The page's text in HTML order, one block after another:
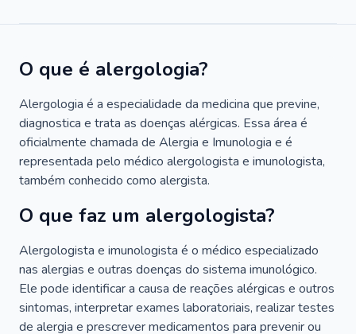
O que é alergologia?
Alergologia é a especialidade da medicina que previne,
diagnostica e trata as doenças alérgicas. Essa área é
oficialmente chamada de Alergia e Imunologia e é
representada pelo médico alergologista e imunologista,
também conhecido como alergista.
O que faz um alergologista?
Alergologista e imunologista é o médico especializado
nas alergias e outras doenças do sistema imunológico.
Ele pode identificar a causa de reações alérgicas e outros
sintomas, interpretar exames laboratoriais, realizar testes
de alergia e prescrever medicamentos para prevenir ou